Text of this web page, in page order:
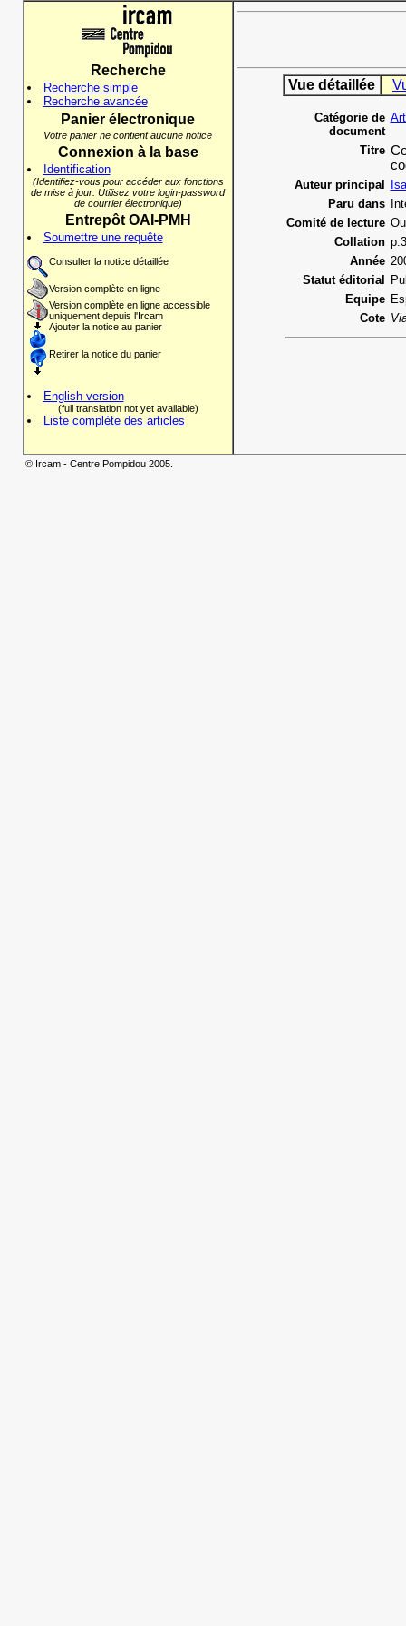
Recherche
Recherche simple
Recherche avancée
Panier électronique
Votre panier ne contient aucune notice
Connexion à la base
Identification
(Identifiez-vous pour accéder aux fonctions
de mise à jour. Utilisez votre login-password
de courrier électronique)
Entrepôt OAI-PMH
Soumettre une requête
Consulter la notice détaillée
Version complète en ligne
Version complète en ligne accessible
uniquement depuis l'Ircam
Ajouter la notice au panier
Retirer la notice du panier
English version
(full translation not yet available)
Liste complète des articles
Vue détaillée
Catégorie de
document
Titre
Auteur principal
Paru dans
Comité de lecture
Collation
Année
Statut éditorial
Equipe
Cote
© Ircam - Centre Pompidou 2005.